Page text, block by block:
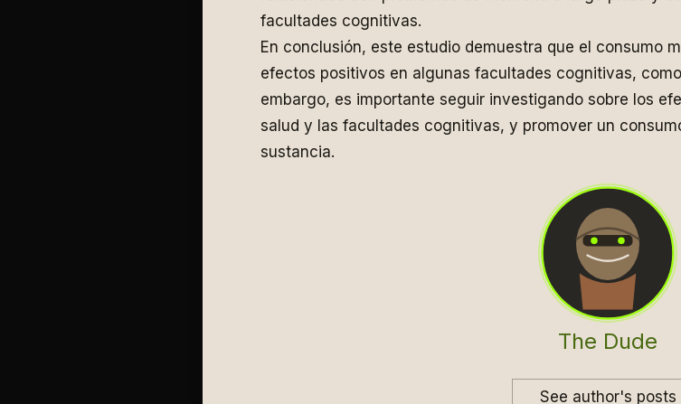
facultades cognitivas.
En conclusión, este estudio demuestra que el consumo
efectos positivos en algunas facultades cognitivas,
embargo, es importante seguir investigando sobre los
salud y las facultades cognitivas, y promover un
sustancia.
The Dude
See author's posts